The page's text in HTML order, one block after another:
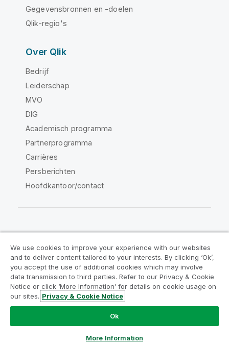
Gegevensbronnen en -doelen
Qlik-regio's
Over Qlik
Bedrijf
Leiderschap
MVO
DIG
Academisch programma
Partnerprogramma
Carrières
Persberichten
Hoofdkantoor/contact
Juridische overeenkomsten
Productvoorwaarden
Legal Policies
Legal Policies
Gebruiksvoorwaarden
Handelsmerken
Do Not Share My Info
Copyright © 1993-2026 QlikTech International AB. Alle
We use cookies to improve your experience with our websites
and to deliver content tailored to your interests. By clicking ‘Ok’,
you accept the use of additional cookies which may involve
data transmission to third parties. Refer to our Privacy & Cookie
Notice or click ‘More Information’ for details on cookie usage on
our sites. Privacy & Cookie Notice
Ok
More Information